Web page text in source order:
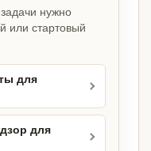
нужно
или стартовый
для
для